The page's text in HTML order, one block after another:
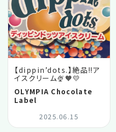
【dippin’dots.】絶品‼️ア
イスクリーム🍨🧡💛
OLYMPIA Chocolate
Label
2025.06.15